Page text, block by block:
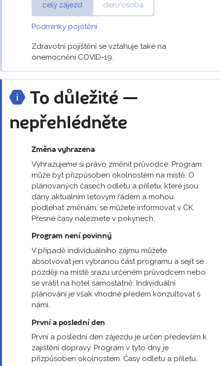
celý zájezd den/osoba
Podmínky pojištění
Zdravotní pojištění se vztahuje také na
onemocnění COVID-19.
To důležité —
nepřehlédněte
Změna vyhrazena
Vyhrazujeme si právo změnit průvodce. Program
může být přizpůsoben okolnostem na místě. O
plánovaných časech odletu a příletu, které jsou
dány aktuálním letovým řádem a mohou
podléhat změnám, se můžete informovat v CK.
Přesné časy naleznete v pokynech.
Program není povinný
V případě individuálního zájmu můžete
absolvovat jen vybranou část programu a sejít se
později na místě srazu určeném průvodcem nebo
se vrátit na hotel samostatně. Individuální
plánování je však vhodné předem konzultovat s
námi.
První a poslední den
První a poslední den zájezdu je určen především k
zajištění dopravy. Program v tyto dny je
přizpůsoben okolnostem. Časy odletu a příletu,